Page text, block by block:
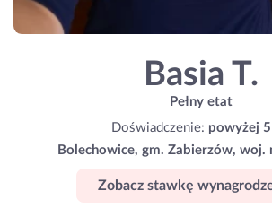
Basia T.
Pełny etat
Doświadczenie: powyżej
Bolechowice, gm. Zabierzów, woj.
Zobacz stawkę